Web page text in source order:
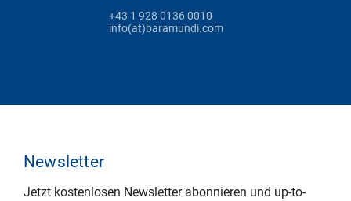
+43 1 928 0136 0010
info(at)baramundi.com
Newsletter
Jetzt kostenlosen Newsletter abonnieren und up-to-